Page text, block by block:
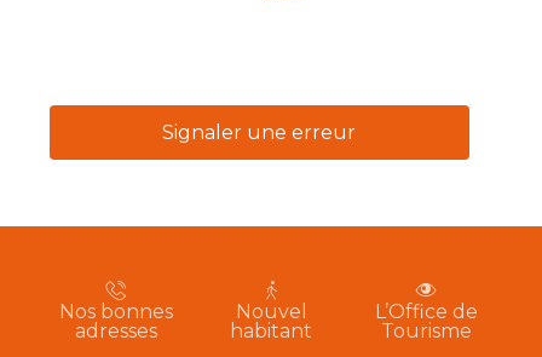
Signaler une erreur
Nos bonnes
adresses
Nouvel
habitant
L’Office de
Tourisme